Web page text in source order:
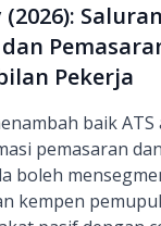
(2026):
Pekerja
baik ATS
pemasaran
boleh
kempen